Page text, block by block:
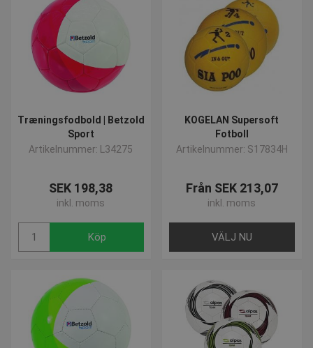
Træningsfodbold | Betzold
Sport
Artikelnummer: L34275
SEK 198,38
inkl. moms
Köp
KOGELAN Supersoft
Fotboll
Artikelnummer: S17834H
Från SEK 213,07
inkl. moms
VÄLJ NU